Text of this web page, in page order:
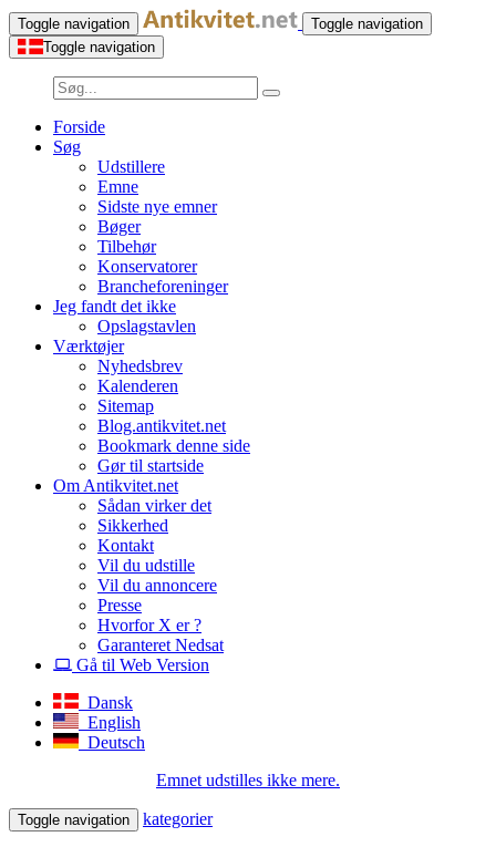
Toggle navigation
Toggle navigation
Toggle navigation
Forside
Søg
Udstillere
Emne
Sidste nye emner
Bøger
Tilbehør
Konservatorer
Brancheforeninger
Jeg fandt det ikke
Opslagstavlen
Værktøjer
Nyhedsbrev
Kalenderen
Sitemap
Blog.antikvitet.net
Bookmark denne side
Gør til startside
Om Antikvitet.net
Sådan virker det
Sikkerhed
Kontakt
Vil du udstille
Vil du annoncere
Presse
Hvorfor X er ?
Garanteret Nedsat
Gå til Web Version
Dansk
English
Deutsch
Emnet udstilles ikke mere.
Toggle navigation kategorier